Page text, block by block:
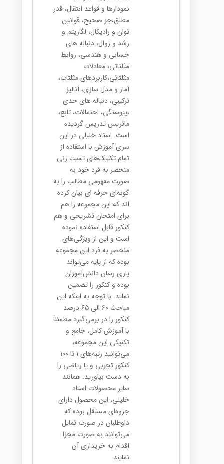
نمودارها و قواعد انتقال، قدر
مطلق،جز صحیح، قوانین
توان و رادیکال، لگاریتم و
رشد و زوال، دنباله های
حسابی و هندسی، روابط
مثلثاتی، معادلات
مثلثاتی،کاربردهای مثلثات،
آمار و مدل سازی، آنالیز
ترکیبی، دنباله های حدی
،پیوستگی، احتمالات، تابع،
ماتریس تدریس گردیده
است. استاد خلیلی در این
سری آموزش با استفاده از
تمام تکنیک‌های تست زنی
منحصر به فرد خود به
صورت مفهومی مطالب را به
گونه‌ای حرفه ای بیان کرده
اند که این مجموعه را هم
برای امتحان تشریحی و هم
کنکور قابل استفاده نموده
است و این از ویژگی‌های
منحصر به فرد این مجموعه
بوده که از پایه می‌تواند
یاری رسان دانش‌آموزان
بوده و کنکور را تضمین
نماید‌. با توجه به اینکه این
مباحث ۶۰ الی ۶۵ درصد
کنکور را در برمی‌گیرد مطمئناً
با آموزش کامل، جامع و
تکنیکی این مجموعه،
می‌توانید رتبه‌های ۱ تا ۱۰۰
کنکور تجربی و یا ریاضی را
به دست بیاورید. همانند
سایر محصولات استاد
خلیلی، این محصول دارای
جزوه‌ای مستقل بوده که
داوطلبان در صورت تمایل
می‌توانند به صورت مجزا
اقدام به خریداری آن
نمایند.